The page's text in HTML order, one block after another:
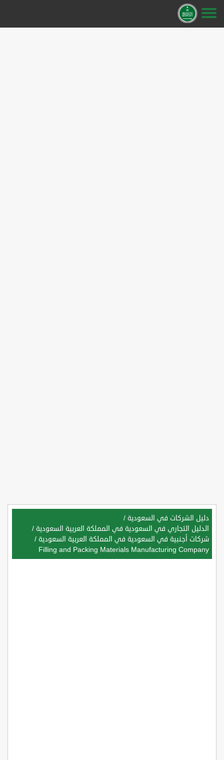
دليل الشركات في السعودية /
الدليل التجاري في السعودية في المملكة العربية السعودية /
شركات أجنبية في السعودية في المملكة العربية السعودية /
Filling and Packing Materials Manufacturing Company